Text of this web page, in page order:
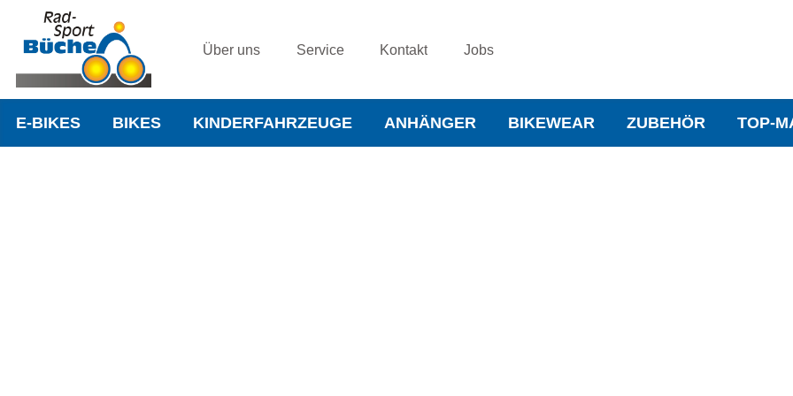
Über uns Service Kontakt Jobs
E-BIKES BIKES KINDERFAHRZEUGE ANHÄNGER BIKEWEAR ZUBEHÖR TOP-